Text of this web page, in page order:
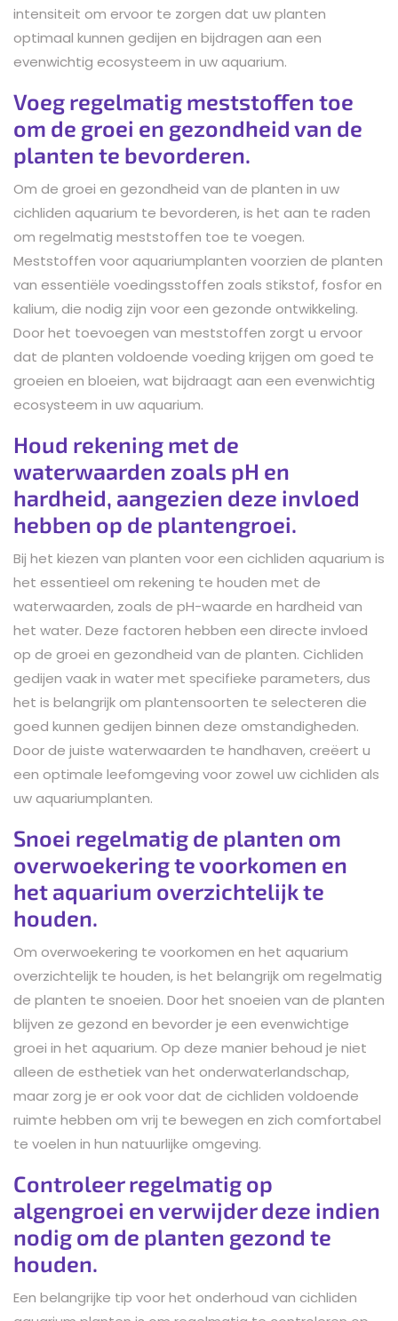
intensiteit om ervoor te zorgen dat uw planten
optimaal kunnen gedijen en bijdragen aan een
evenwichtig ecosysteem in uw aquarium.
Voeg regelmatig meststoffen toe
om de groei en gezondheid van de
planten te bevorderen.
Om de groei en gezondheid van de planten in uw
cichliden aquarium te bevorderen, is het aan te raden
om regelmatig meststoffen toe te voegen.
Meststoffen voor aquariumplanten voorzien de planten
van essentiële voedingsstoffen zoals stikstof, fosfor en
kalium, die nodig zijn voor een gezonde ontwikkeling.
Door het toevoegen van meststoffen zorgt u ervoor
dat de planten voldoende voeding krijgen om goed te
groeien en bloeien, wat bijdraagt aan een evenwichtig
ecosysteem in uw aquarium.
Houd rekening met de
waterwaarden zoals pH en
hardheid, aangezien deze invloed
hebben op de plantengroei.
Bij het kiezen van planten voor een cichliden aquarium is
het essentieel om rekening te houden met de
waterwaarden, zoals de pH-waarde en hardheid van
het water. Deze factoren hebben een directe invloed
op de groei en gezondheid van de planten. Cichliden
gedijen vaak in water met specifieke parameters, dus
het is belangrijk om plantensoorten te selecteren die
goed kunnen gedijen binnen deze omstandigheden.
Door de juiste waterwaarden te handhaven, creëert u
een optimale leefomgeving voor zowel uw cichliden als
uw aquariumplanten.
Snoei regelmatig de planten om
overwoekering te voorkomen en
het aquarium overzichtelijk te
houden.
Om overwoekering te voorkomen en het aquarium
overzichtelijk te houden, is het belangrijk om regelmatig
de planten te snoeien. Door het snoeien van de planten
blijven ze gezond en bevorder je een evenwichtige
groei in het aquarium. Op deze manier behoud je niet
alleen de esthetiek van het onderwaterlandschap,
maar zorg je er ook voor dat de cichliden voldoende
ruimte hebben om vrij te bewegen en zich comfortabel
te voelen in hun natuurlijke omgeving.
Controleer regelmatig op
algengroei en verwijder deze indien
nodig om de planten gezond te
houden.
Een belangrijke tip voor het onderhoud van cichliden